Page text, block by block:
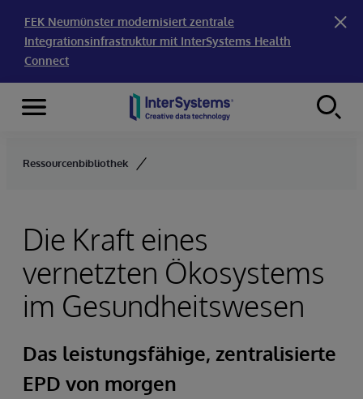
FEK Neumünster modernisiert zentrale
Integrationsinfrastruktur mit InterSystems Health
Connect
Skip to content
Menu
Ressourcenbibliothek
Die Kraft eines
vernetzten Ökosystems
im Gesundheitswesen
Das leistungsfähige, zentralisierte
EPD von morgen